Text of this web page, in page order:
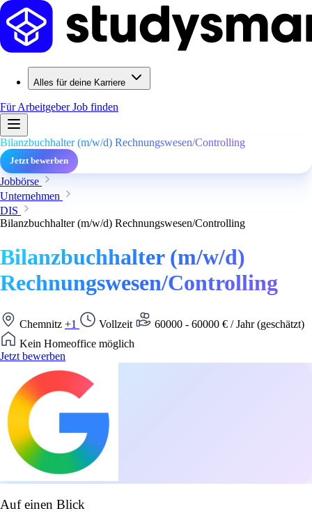
Alles für deine Karriere
Für ArbeitgeberJob finden
Bilanzbuchhalter (m/w/d) Rechnungswesen/Controlling
Jetzt bewerben
Jobbörse
Unternehmen
DIS
Bilanzbuchhalter (m/w/d) Rechnungswesen/Controlling
Bilanzbuchhalter (m/w/d)
Rechnungswesen/Controlling
Chemnitz +1 Vollzeit
60000 - 60000 € / Jahr (geschätzt)
Kein Homeoffice möglich
Jetzt bewerben
Auf einen Blick